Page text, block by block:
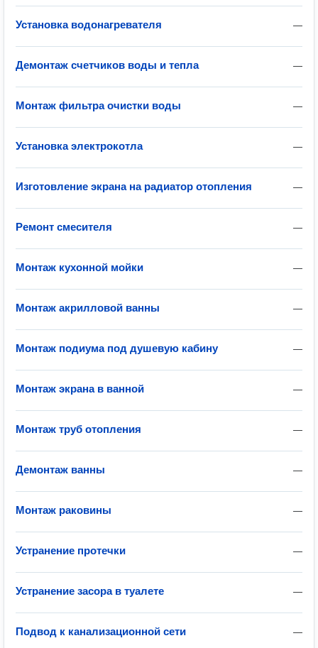
—
Установка водонагревателя
—
Демонтаж счетчиков воды и тепла
—
Монтаж фильтра очистки воды
—
Установка электрокотла
—
Изготовление экрана на радиатор отопления
—
Ремонт смесителя
—
Монтаж кухонной мойки
—
Монтаж акрилловой ванны
—
Монтаж подиума под душевую кабину
—
Монтаж экрана в ванной
—
Монтаж труб отопления
—
Демонтаж ванны
—
Монтаж раковины
—
Устранение протечки
—
Устранение засора в туалете
—
Подвод к канализационной сети